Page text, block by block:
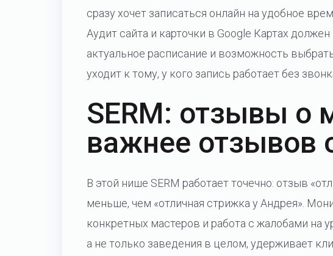
сразу хочет записаться онлайн на удобное
Аудит сайта и карточки в Google Картах
актуальное расписание и возможность
уходит к тому, у кого запись работает без
SERM: отзывы о
важнее отзывов
В этой нише SERM работает точечно: отзыв
меньше, чем «отличная стрижка у Андрея».
конкретных мастеров и работа с жалобами на
а не только заведения в целом, удерживает